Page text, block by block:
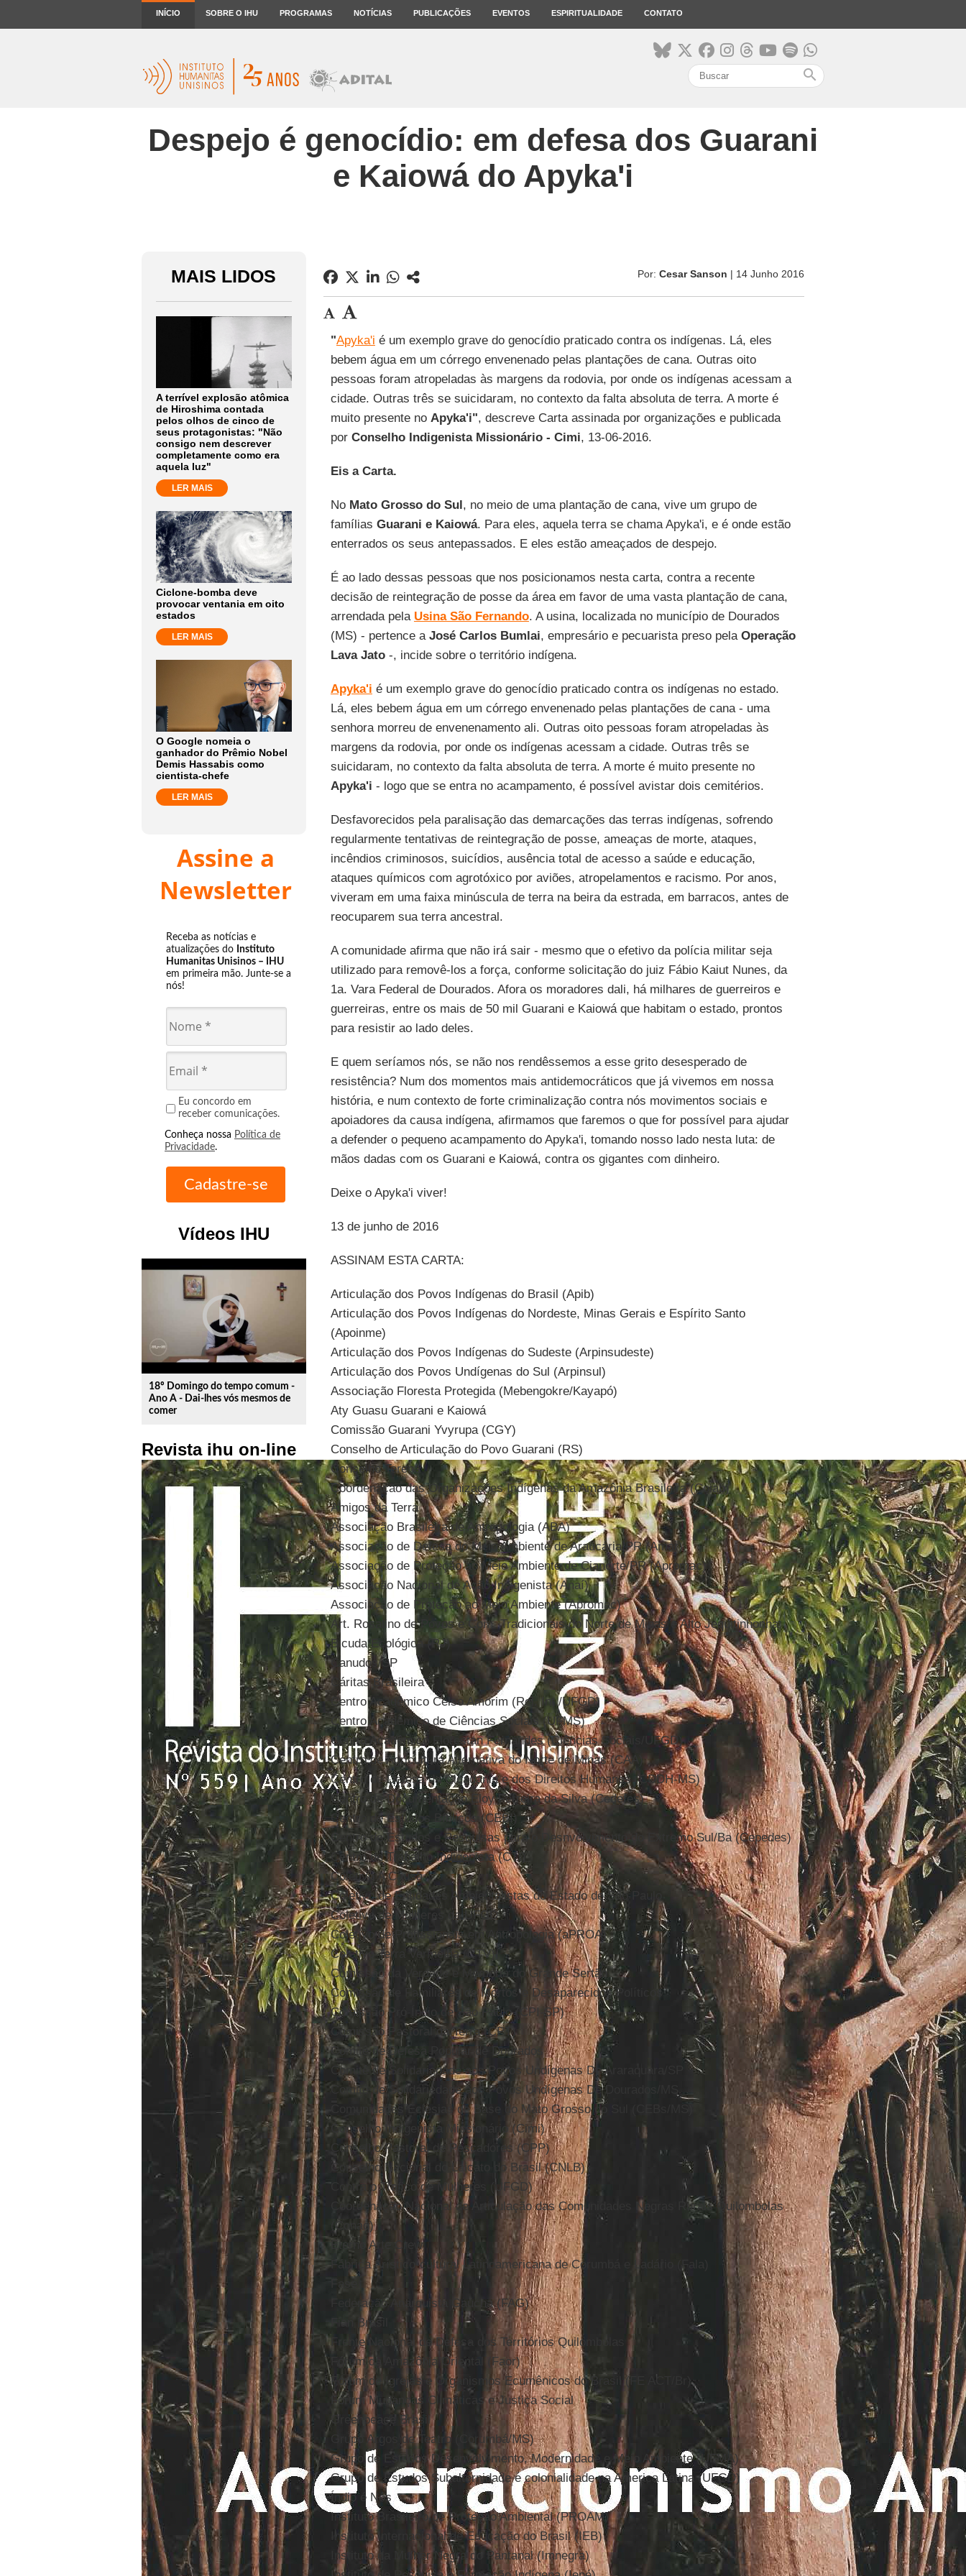
INÍCIO SOBRE O IHU PROGRAMAS NOTÍCIAS PUBLICAÇÕES EVENTOS ESPIRITUALIDADE CONTATO
search
Despejo é genocídio: em defesa dos Guarani
e Kaiowá do Apyka'i
MAIS LIDOS
A terrível explosão atômica
de Hiroshima contada
pelos olhos de cinco de
seus protagonistas: "Não
consigo nem descrever
completamente como era
aquela luz"
LER MAIS
Ciclone-bomba deve
provocar ventania em oito
estados
LER MAIS
O Google nomeia o
ganhador do Prêmio Nobel
Demis Hassabis como
cientista-chefe
LER MAIS
Assine a
Newsletter
Receba as notícias e
atualizações do Instituto
Humanitas Unisinos – IHU
em primeira mão. Junte-se a
nós!
Eu concordo em
receber comunicações.
Conheça nossa Política de
Privacidade.
Vídeos IHU
play_circle_outline
18º Domingo do tempo comum -
Ano A - Dai-lhes vós mesmos de
comer
Revista ihu on-line
Por: Cesar Sanson | 14 Junho 2016
"Apyka'i é um exemplo grave do genocídio praticado contra os indígenas. Lá, eles
bebem água em um córrego envenenado pelas plantações de cana. Outras oito
pessoas foram atropeladas às margens da rodovia, por onde os indígenas acessam a
cidade. Outras três se suicidaram, no contexto da falta absoluta de terra. A morte é
muito presente no Apyka'i", descreve Carta assinada por organizações e publicada
por Conselho Indigenista Missionário - Cimi, 13-06-2016.
Eis a Carta.
No Mato Grosso do Sul, no meio de uma plantação de cana, vive um grupo de
famílias Guarani e Kaiowá. Para eles, aquela terra se chama Apyka'i, e é onde estão
enterrados os seus antepassados. E eles estão ameaçados de despejo.
É ao lado dessas pessoas que nos posicionamos nesta carta, contra a recente
decisão de reintegração de posse da área em favor de uma vasta plantação de cana,
arrendada pela Usina São Fernando. A usina, localizada no município de Dourados
(MS) - pertence a José Carlos Bumlai, empresário e pecuarista preso pela Operação
Lava Jato-, incide sobre o território indígena.
Apyka'i é um exemplo grave do genocídio praticado contra os indígenas no estado.
Lá, eles bebem água em um córrego envenenado pelas plantações de cana - uma
senhora morreu de envenenamento ali. Outras oito pessoas foram atropeladas às
margens da rodovia, por onde os indígenas acessam a cidade. Outras três se
suicidaram, no contexto da falta absoluta de terra. A morte é muito presente no
Apyka'i - logo que se entra no acampamento, é possível avistar dois cemitérios.
Desfavorecidos pela paralisação das demarcações das terras indígenas, sofrendo
regularmente tentativas de reintegração de posse, ameaças de morte, ataques,
incêndios criminosos, suicídios, ausência total de acesso a saúde e educação,
ataques químicos com agrotóxico por aviões, atropelamentos e racismo. Por anos,
viveram em uma faixa minúscula de terra na beira da estrada, em barracos, antes de
reocuparem sua terra ancestral.
A comunidade afirma que não irá sair - mesmo que o efetivo da polícia militar seja
utilizado para removê-los a força, conforme solicitação do juiz Fábio Kaiut Nunes, da
1a. Vara Federal de Dourados. Afora os moradores dali, há milhares de guerreiros e
guerreiras, entre os mais de 50 mil Guarani e Kaiowá que habitam o estado, prontos
para resistir ao lado deles.
E quem seríamos nós, se não nos rendêssemos a esse grito desesperado de
resistência? Num dos momentos mais antidemocráticos que já vivemos em nossa
história, e num contexto de forte criminalização contra nós movimentos sociais e
apoiadores da causa indígena, afirmamos que faremos o que for possível para ajudar
a defender o pequeno acampamento do Apyka'i, tomando nosso lado nesta luta: de
mãos dadas com os Guarani e Kaiowá, contra os gigantes com dinheiro.
Deixe o Apyka'i viver!
13 de junho de 2016
ASSINAM ESTA CARTA:
Articulação dos Povos Indígenas do Brasil (Apib)
Articulação dos Povos Indígenas do Nordeste, Minas Gerais e Espírito Santo
(Apoinme)
Articulação dos Povos Indígenas do Sudeste (Arpinsudeste)
Articulação dos Povos Undígenas do Sul (Arpinsul)
Associação Floresta Protegida (Mebengokre/Kayapó)
Aty Guasu Guarani e Kaiowá
Comissão Guarani Yvyrupa (CGY)
Conselho de Articulação do Povo Guarani (RS)
Conselho Terena
Coordenação das Organizações Indígenas da Amazônia Brasileira (Coiab)
Amigos da Terra
Associação Brasileira de Antropologia (ABA)
Associação de Defesa do Meio Ambiente de Araucária/PR (Amar)
Associação de Proteção ao Meio Ambiente de Cianorte/PR (Apromac)
Associação Nacional de Ação Indigenista (Anaí)
Associação de Proteção ao Meio Ambiente (Apromac)
Art. Rosalino de Povos e Com. Tradicionais do Norte de Minas e Alto Jequitinhonha
Bicuda Ecológica (RJ)
Canudos/SP
Cáritas Brasileira
Centro Acadêmico Celso Amorim (Rel. Int./UFGD)
Centro Acadêmico de Ciências Sociais (UFMS)
Centro Acadêmico Florestan Fernandes (Ciências Sociais/UFGD)
Centro de Agricultura Alternativa do Norte de Minas (CAA)
Centro de Defesa da Cidadania e dos Direitos Humanos (CDDH-MS)
Centro de Documentação Eloy Ferreira da Silva (Cedefes)
Centro de Estudos Bíblicos (CEBI)
Centro de Estudos e Pesquisas para o Desnvolvimento do Extremo Sul/Ba (Cepedes)
Centro de Trabalho Indigenista (CTI)
Coletivo A Causa
Coletivo de Entidades Ambientalistas do Estado de São Paulo
Coletivo de Mulheres da UFGD
Coletivo de Profissionais em Antropologia (aPROA)
Coletivo Terra Vermelha (CTV)
Comissão da Verdade e Memória do Grande Sertão
Comissão de Familiares de Mortos e Desaparecidos Políticos
Comissão Pró-Índio de São Paulo (CPI-SP)
Comissão Pastoral da Terra (CPT)
Comitê de Defesa Popular de Dourados
Comitê de Solidariedade aos Povos Undígenas De Araraquara/SP
Comitê de Solidariedade aos Povos Undígenas De Dourados/MS
Comunidades Eclesias de Base do Mato Grosso do Sul (CEBs/MS)
Conselho Indigenista Missionário (Cimi)
Conselho Pastoral de Pescadores (CPP)
Conselho Nacional do Laicato do Brasil (CNLB)
Contra o Trafico de Mulheres (UFGD)
Coordenação Nacional de Articulação das Comunidades Negras Rurais Quilombolas
(Conaq)
Eterno Arte Crew
Fábrica Arístico-cultural Latinoamericana de Corumbá e Ladário (Fala)
Fase
Federação Anarquista Gaúcha (FAG)
Fian Brasil
Frente Nacional de Defesa dos Territórios Quilombolas
Fórum da Amazônia Oriental (Faor)
Fórum de Igrejas e Organismos Ecumênicos do Brasil (FE ACT/Br)
Fórum Mudanças Climáticas e Justiça Social
Greenpeace Brasil
Grupo Argos de Teatro (Corumbá/MS)
Grupo de Estudos Desenvolvimento, Modernidade e Meio Ambiente (UFMA)
Grupo de Estudos Subalternidade e colonialidade na America Latina (UFGD)
Índio é Nós
Instituto Brasileiro de Proteção Ambiental (PROAM)
Instituto Internacional de Educação do Brasil (IEB)
Instituto da Mulher Negra do Pantanal (Imnegra)